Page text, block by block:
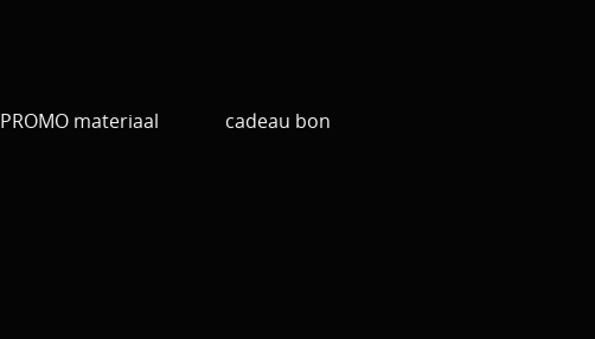
PROMO materiaal cadeau bon